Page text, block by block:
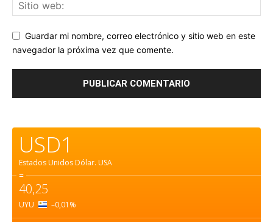
Guardar mi nombre, correo electrónico y sitio web en este
navegador la próxima vez que comente.
USD1
Estados Unidos Dólar. USA
=
40,25
UYU –0,01 %